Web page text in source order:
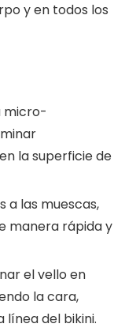
y en todos los
micro-
la superficie de
a las muescas,
manera rápida y
el vello en
la cara,
línea del bikini.